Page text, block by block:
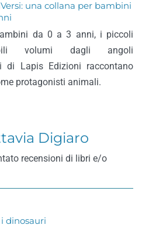
una collana per bambini
da 0 a 3 anni, i piccoli
volumi dagli angoli
di Lapis Edizioni raccontano
protagonisti animali.
Digiaro
recensioni di libri e/o
dinosauri